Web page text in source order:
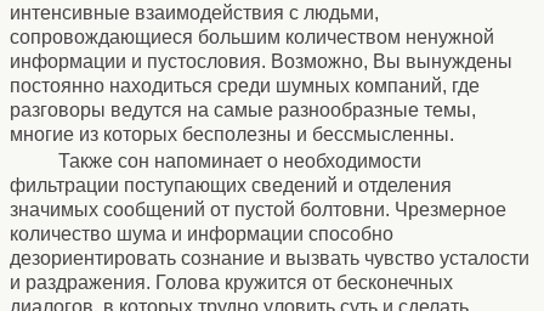
интенсивные взаимодействия с людьми,
сопровождающиеся большим количеством ненужной
информации и пустословия. Возможно, Вы вынуждены
постоянно находиться среди шумных компаний, где
разговоры ведутся на самые разнообразные темы,
многие из которых бесполезны и бессмысленны.
Также сон напоминает о необходимости
фильтрации поступающих сведений и отделения
значимых сообщений от пустой болтовни. Чрезмерное
количество шума и информации способно
дезориентировать сознание и вызвать чувство усталости
и раздражения. Голова кружится от бесконечных
диалогов, в которых трудно уловить суть и сделать